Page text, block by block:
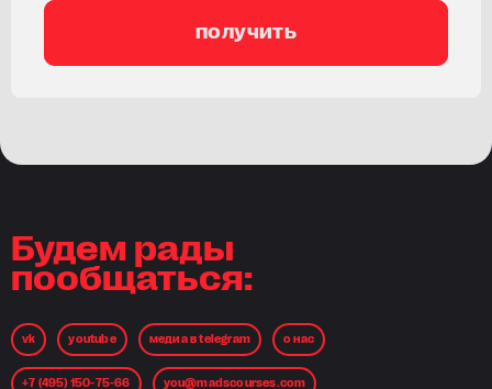
получить
Будем рады
пообщаться:
vk youtube медиа в telegram о нас
+7 (495) 150-75-66 you@madscourses.com